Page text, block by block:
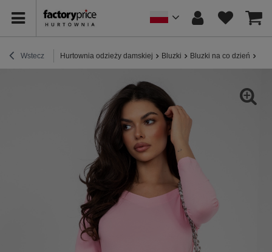
Wstecz Hurtownia odzieży damskiej Bluzki Bluzki na co dzień